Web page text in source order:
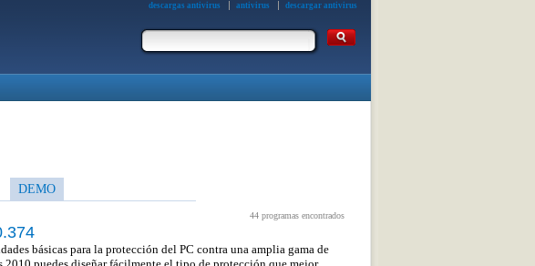
descargas antivirus antivirus descargar antivirus
DEMO
44 programas encontrados
básicas para la protección del PC contra una amplia gama de